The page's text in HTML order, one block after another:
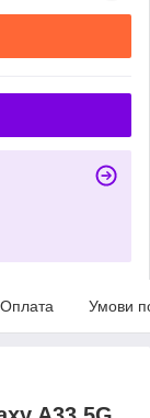
Оплата Умови